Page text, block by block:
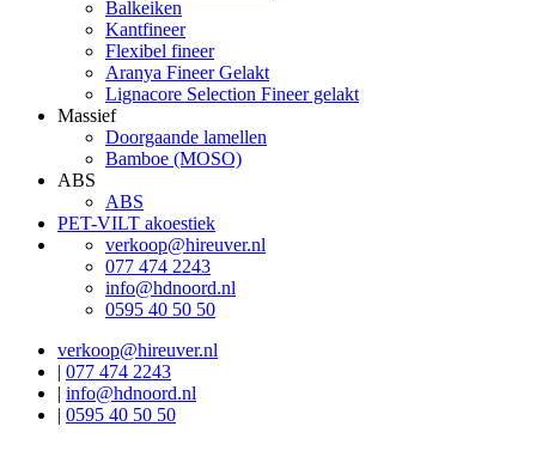
Balkeiken
Kantfineer
Flexibel fineer
Aranya Fineer Gelakt
Lignacore Selection Fineer gelakt
Massief
Doorgaande lamellen
Bamboe (MOSO)
ABS
ABS
PET-VILT akoestiek
verkoop@hireuver.nl
077 474 2243
info@hdnoord.nl
0595 40 50 50
verkoop@hireuver.nl
| 077 474 2243
| info@hdnoord.nl
| 0595 40 50 50